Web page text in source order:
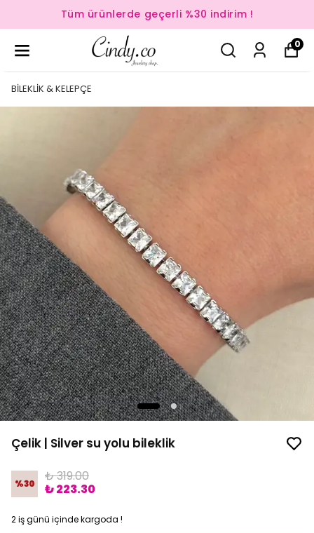
Tüm ürünlerde geçerli %30 indirim !
0
BİLEKLİK & KELEPÇE
Çelik | Silver su yolu bileklik
%30
₺ 319.00
₺ 223.30
2 iş günü içinde kargoda !